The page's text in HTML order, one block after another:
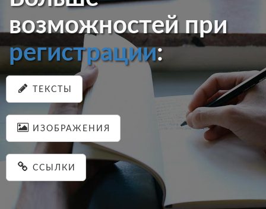
возможностей при
регистрации:
ТЕКСТЫ
ИЗОБРАЖЕНИЯ
ССЫЛКИ